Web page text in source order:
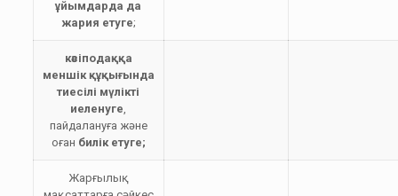
ұйымдарда да
жария етуге;
кәсіподаққа
меншік құқығында
тиесілі мүлікті
иеленуге,
пайдалануға және
оған билік етуге;
Жарғылық